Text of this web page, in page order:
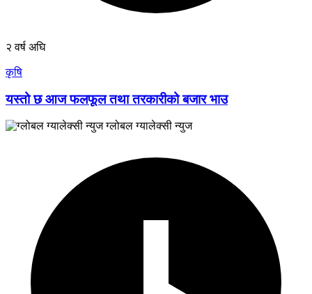
२ वर्ष अघि
कृषि
यस्तो छ आज फलफूल तथा तरकारीको बजार भाउ
ग्लोबल ग्यालेक्सी न्युज